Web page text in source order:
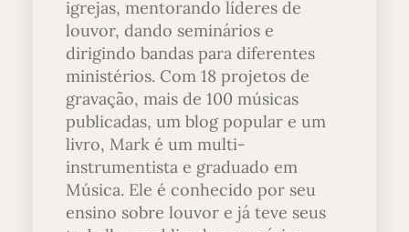
igrejas, mentorando líderes de
louvor, dando seminários e
dirigindo bandas para diferentes
ministérios. Com 18 projetos de
gravação, mais de 100 músicas
publicadas, um blog popular e um
livro, Mark é um multi-
instrumentista e graduado em
Música. Ele é conhecido por seu
ensino sobre louvor e já teve seus